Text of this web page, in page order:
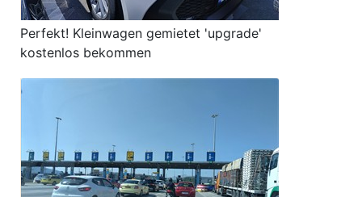
Perfekt! Kleinwagen gemietet 'upgrade'
kostenlos bekommen